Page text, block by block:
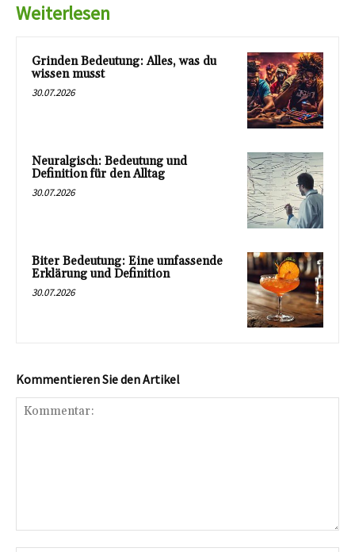
Weiterlesen
Grinden Bedeutung: Alles, was du
wissen musst
30.07.2026
Neuralgisch: Bedeutung und
Definition für den Alltag
30.07.2026
Biter Bedeutung: Eine umfassende
Erklärung und Definition
30.07.2026
Kommentieren Sie den Artikel